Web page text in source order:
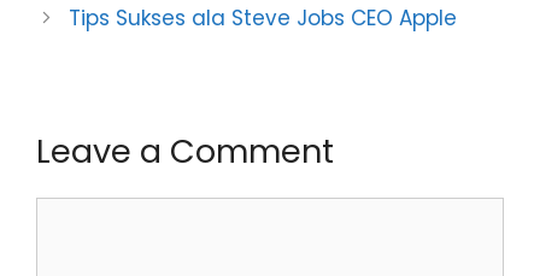
Tips Sukses ala Steve Jobs CEO Apple
Leave a Comment